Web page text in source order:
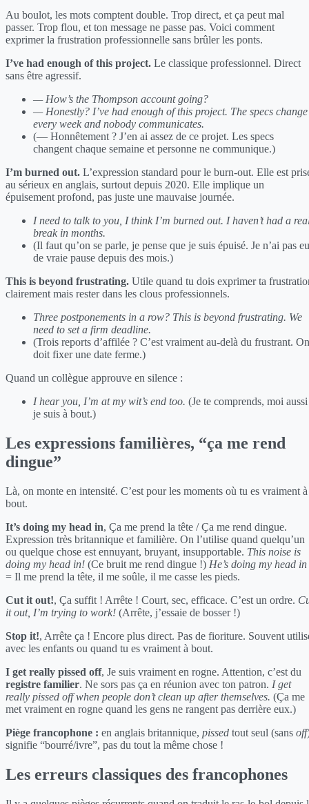
Au boulot, les mots comptent double. Trop direct, et ça peut mal
passer. Trop flou, et ton message ne passe pas. Voici comment
exprimer la frustration professionnelle sans brûler les ponts.
I’ve had enough of this project. Le classique professionnel. Direct
sans être agressif.
— How’s the Thompson account going?
— Honestly? I’ve had enough of this project. The specs change
every week and nobody communicates.
(— Honnêtement ? J’en ai assez de ce projet. Les specs
changent chaque semaine et personne ne communique.)
I’m burned out. L’expression standard pour le burn-out. Elle est
au sérieux en anglais, surtout depuis 2020. Elle implique un
épuisement profond, pas juste une mauvaise journée.
I need to talk to you, I think I’m burned out. I haven’t had a
break in months.
(Il faut qu’on se parle, je pense que je suis épuisé. Je n’ai pas eu
de vraie pause depuis des mois.)
This is beyond frustrating. Utile quand tu dois exprimer ta
clairement mais rester dans les clous professionnels.
Three postponements in a row? This is beyond frustrating. We
need to set a firm deadline.
(Trois reports d’affilée ? C’est vraiment au-delà du frustrant. On
doit fixer une date ferme.)
Quand un collègue approuve en silence :
I hear you, I’m at my wit’s end too. (Je te comprends, moi aussi
je suis à bout.)
Les expressions familières, “ça me rend
dingue”
Là, on monte en intensité. C’est pour les moments où tu es vraiment à
bout.
It’s doing my head in, Ça me prend la tête / Ça me rend dingue.
Expression très britannique et familière. On l’utilise quand quelqu’un
ou quelque chose est ennuyant, bruyant, insupportable. This noise is
doing my head in! (Ce bruit me rend dingue !) He’s doing my head in
= Il me prend la tête, il me soûle, il me casse les pieds.
Cut it out!, Ça suffit ! Arrête ! Court, sec, efficace. C’est un ordre.
it out, I’m trying to work! (Arrête, j’essaie de bosser !)
Stop it!, Arrête ça ! Encore plus direct. Pas de fioriture. Souvent
avec les enfants ou quand tu es vraiment à bout.
I get really pissed off, Je suis vraiment en rogne. Attention, c’est du
registre familier. Ne sors pas ça en réunion avec ton patron. I get
really pissed off when people don’t clean up after themselves. (Ça me
met vraiment en rogne quand les gens ne rangent pas derrière eux.)
Piège francophone : en anglais britannique, pissed tout seul (sans off
signifie “bourré/ivre”, pas du tout la même chose !
Les erreurs classiques des francophones